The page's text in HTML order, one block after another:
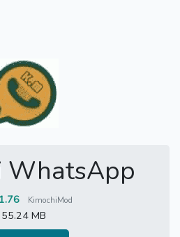
WhatsApp
KimochiMod
55.24 MB